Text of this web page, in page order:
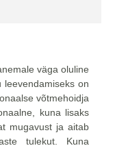
väga oluline
leevendamiseks on
võtmehoidja
kuna lisaks
mugavust ja aitab
tulekut. Kuna